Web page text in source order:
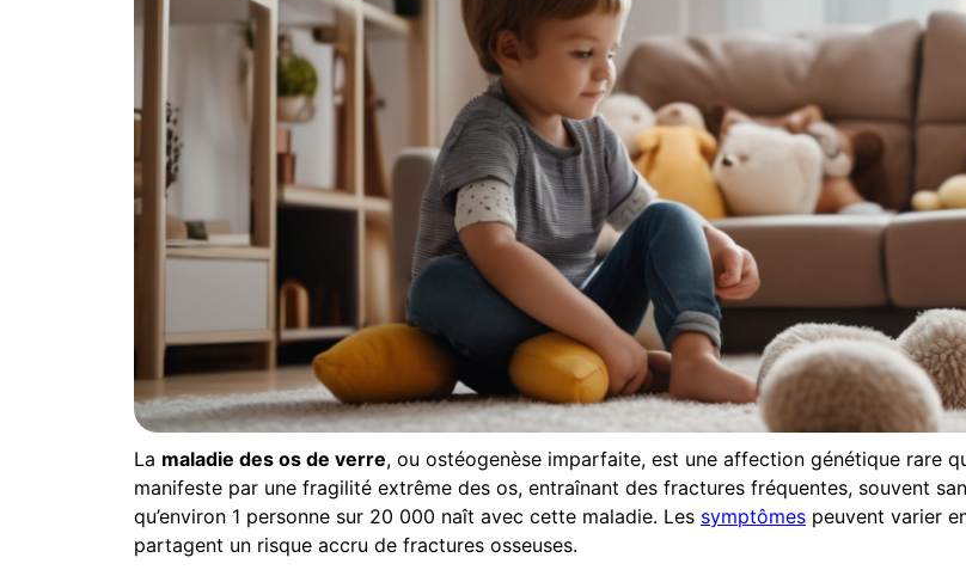
La maladie des os de verre, ou ostéogenèse imparfaite, est une affection génétique rare
manifeste par une fragilité extrême des os, entraînant des fractures fréquentes, souvent
qu’environ 1 personne sur 20 000 naît avec cette maladie. Les symptômes peuvent varier
partagent un risque accru de fractures osseuses.